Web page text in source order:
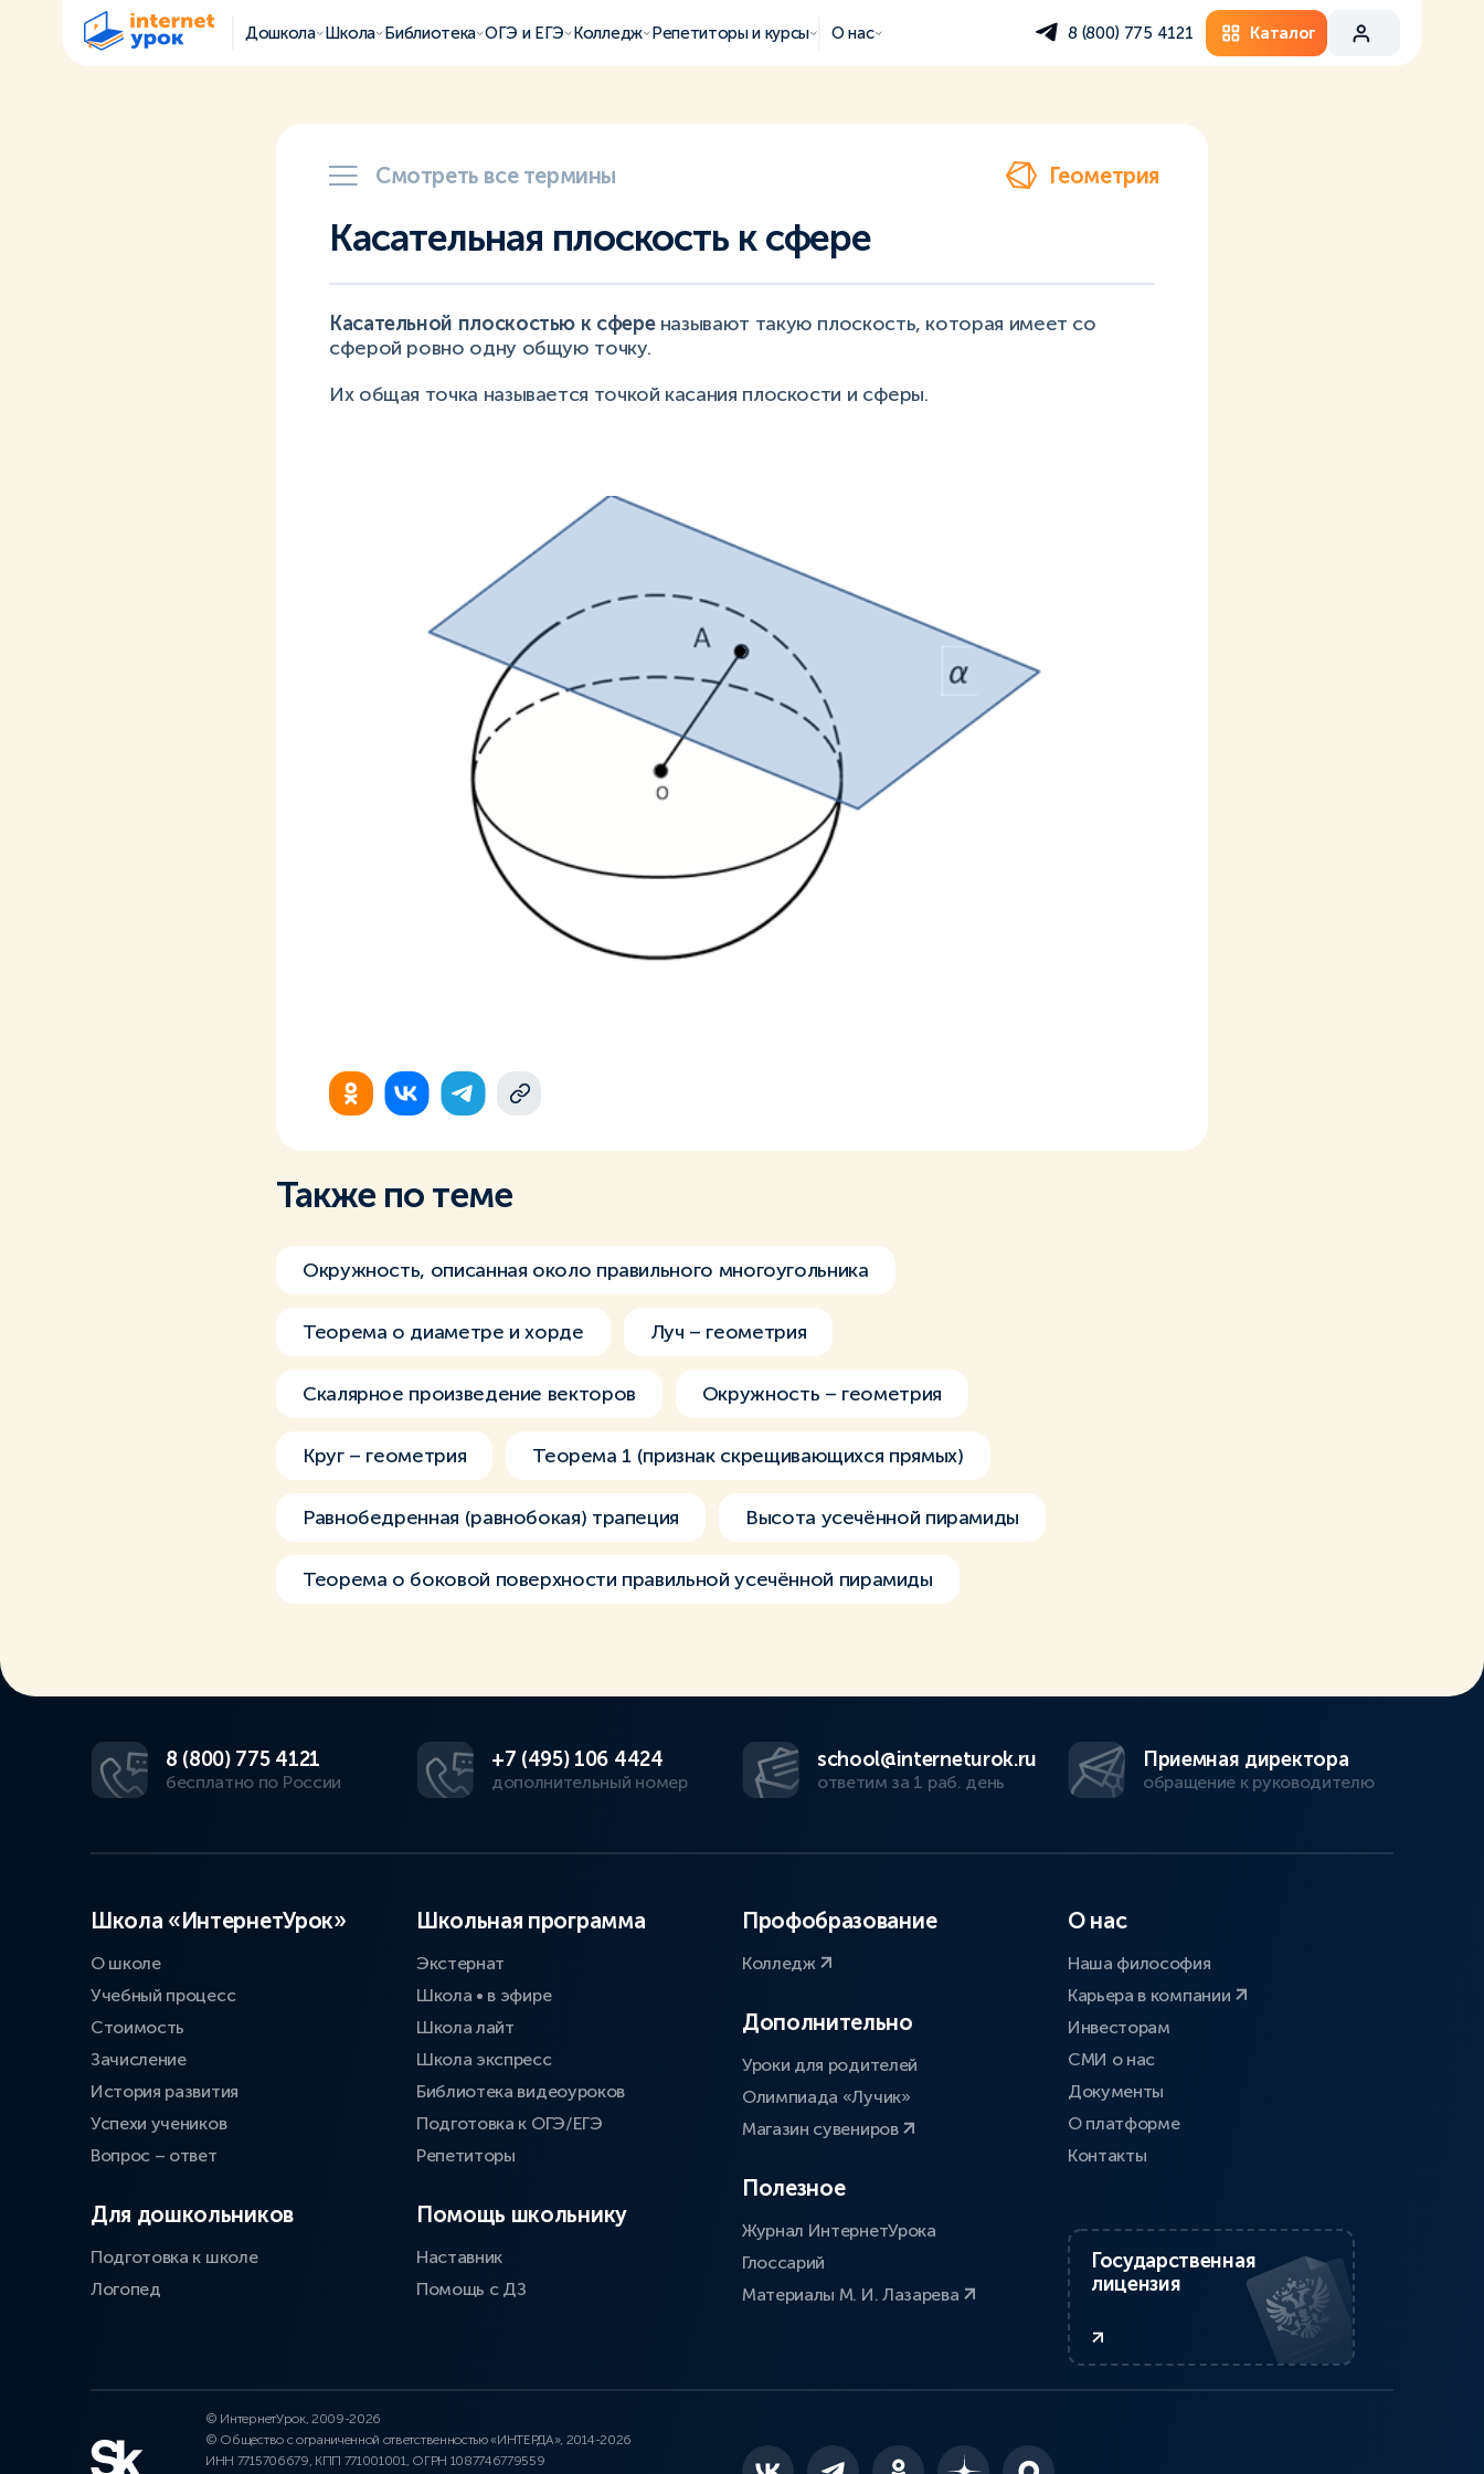
Дошкола Школа Библиотека ОГЭ и ЕГЭ Колледж Репетиторы и курсы О нас 8 (800) 775 4121 Каталог
Смотреть все термины Геометрия
Касательная плоскость к сфере
Касательной плоскостью к сференазывают такую плоскость, которая имеет со
сферой ровно одну общую точку.
Их общая точка называется точкой касания плоскости и сферы.
Также по теме
Окружность, описанная около правильного многоугольника
Теорема о диаметре и хорде Луч – геометрия
Скалярное произведение векторов Окружность – геометрия
Круг – геометрия Теорема 1 (признак скрещивающихся прямых)
Равнобедренная (равнобокая) трапеция Высота усечённой пирамиды
Теорема о боковой поверхности правильной усечённой пирамиды
8 (800) 775 4121
бесплатно по России
+7 (495) 106 4424
дополнительный номер
school@interneturok.ru
ответим за 1 раб. день
Приемная директора
обращение к руководителю
Школа «ИнтернетУрок»
О школе
Учебный процесс
Стоимость
Зачисление
История развития
Успехи учеников
Вопрос – ответ
Для дошкольников
Подготовка к школе
Логопед
Школьная программа
Экстернат
Школа • в эфире
Школа лайт
Школа экспресс
Библиотека видеоуроков
Подготовка к ОГЭ/ЕГЭ
Репетиторы
Помощь школьнику
Наставник
Помощь с ДЗ
Профобразование
Колледж
Дополнительно
Уроки для родителей
Олимпиада «Лучик»
Магазин сувениров
Полезное
Журнал ИнтернетУрока
Глоссарий
Материалы М. И. Лазарева
О нас
Наша философия
Карьера в компании
Инвесторам
СМИ о нас
Документы
О платформе
Контакты
Государственная
лицензия
© ИнтернетУрок, 2009-2026
© Общество с ограниченной ответственностью «ИНТЕРДА», 2014-2026
ИНН 7715706679, КПП 771001001, ОГРН 1087746779559